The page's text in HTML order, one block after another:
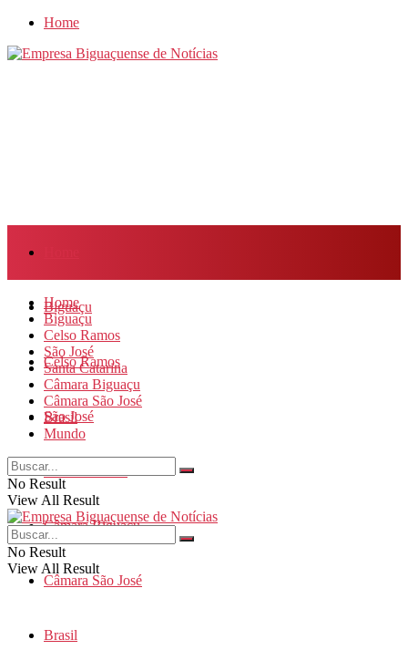
Home
Biguaçu
Celso Ramos
São José
Santa Catarina
Câmara Biguaçu
Câmara São José
Brasil
Home
Biguaçu
Celso Ramos
São José
Santa Catarina
Câmara Biguaçu
Câmara São José
Brasil
Mundo
No Result
View All Result
No Result
View All Result